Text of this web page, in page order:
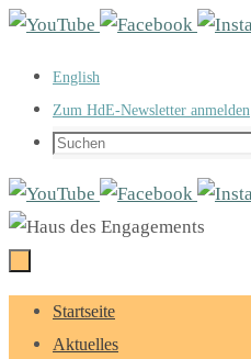
Zum
springen
English
Zum HdE-Newsletter anmelden
Suchen
Zum
Inhalt
Startseite
Aktuelles